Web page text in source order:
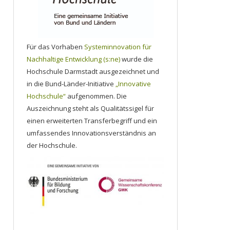
Für das Vorhaben Systeminnovation für
Nachhaltige Entwicklung (s:ne)wurde die
Hochschule Darmstadt ausgezeichnet und
in die Bund-Länder-Initiative „Innovative
Hochschule“ aufgenommen. Die
Auszeichnung steht als Qualitätssigel für
einen erweiterten Transferbegriff und ein
umfassendes Innovationsverständnis an
der Hochschule.